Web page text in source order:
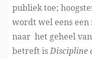
publiek toe;
wordt wel eens
naar het geheel
betreft isDiscipline